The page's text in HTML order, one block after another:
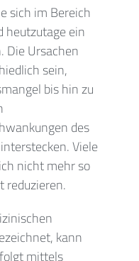
sich im Bereich
heutzutage ein
Ursachen
sein,
bis hin zu
des
Viele
nicht mehr so
reduzieren.
kann